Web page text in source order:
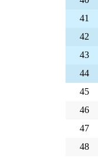
41
42
43
44
45
46
47
48